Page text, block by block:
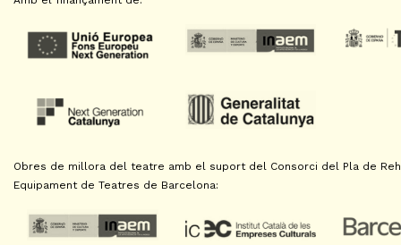
Obres de millora del teatre amb el suport del Consorci del Pla de
Equipament de Teatres de Barcelona: